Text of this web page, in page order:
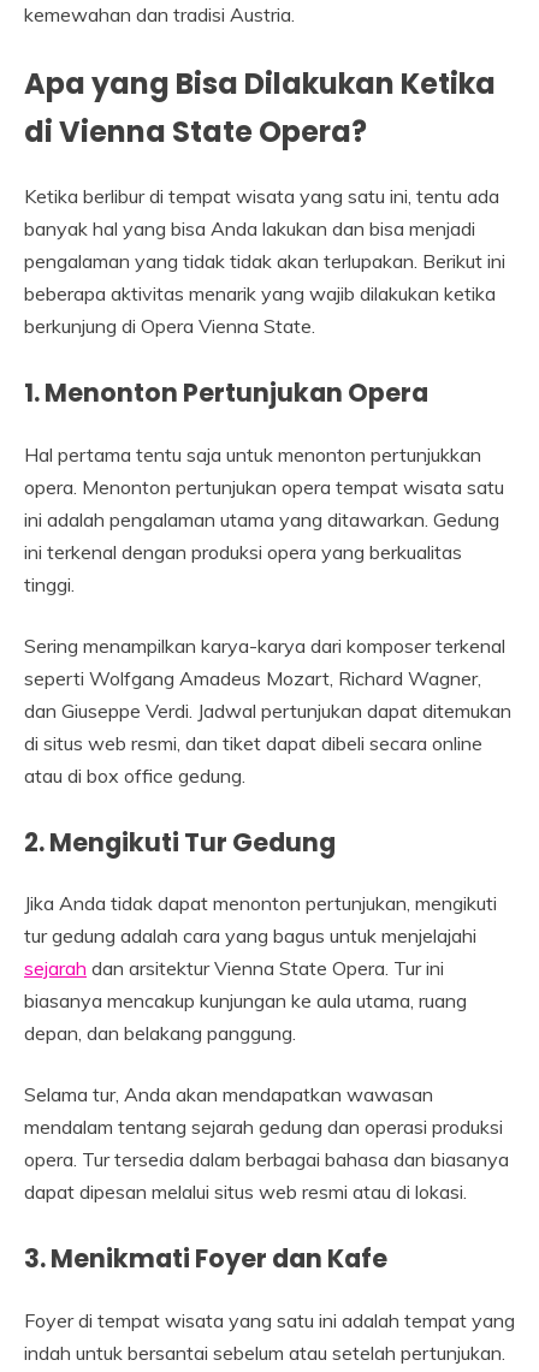
kemewahan dan tradisi Austria.
Apa yang Bisa Dilakukan Ketika
di Vienna State Opera?
Ketika berlibur di tempat wisata yang satu ini, tentu ada
banyak hal yang bisa Anda lakukan dan bisa menjadi
pengalaman yang tidak tidak akan terlupakan. Berikut ini
beberapa aktivitas menarik yang wajib dilakukan ketika
berkunjung di Opera Vienna State.
1. Menonton Pertunjukan Opera
Hal pertama tentu saja untuk menonton pertunjukkan
opera. Menonton pertunjukan opera tempat wisata satu
ini adalah pengalaman utama yang ditawarkan. Gedung
ini terkenal dengan produksi opera yang berkualitas
tinggi.
Sering menampilkan karya-karya dari komposer terkenal
seperti Wolfgang Amadeus Mozart, Richard Wagner,
dan Giuseppe Verdi. Jadwal pertunjukan dapat ditemukan
di situs web resmi, dan tiket dapat dibeli secara online
atau di box office gedung.
2. Mengikuti Tur Gedung
Jika Anda tidak dapat menonton pertunjukan, mengikuti
tur gedung adalah cara yang bagus untuk menjelajahi
sejarah dan arsitektur Vienna State Opera. Tur ini
biasanya mencakup kunjungan ke aula utama, ruang
depan, dan belakang panggung.
Selama tur, Anda akan mendapatkan wawasan
mendalam tentang sejarah gedung dan operasi produksi
opera. Tur tersedia dalam berbagai bahasa dan biasanya
dapat dipesan melalui situs web resmi atau di lokasi.
3. Menikmati Foyer dan Kafe
Foyer di tempat wisata yang satu ini adalah tempat yang
indah untuk bersantai sebelum atau setelah pertunjukan.